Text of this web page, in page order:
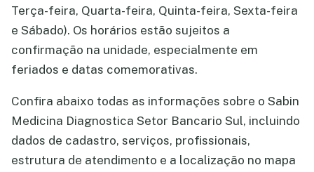
Terça-feira, Quarta-feira, Quinta-feira, Sexta-feira
e Sábado). Os horários estão sujeitos a
confirmação na unidade, especialmente em
feriados e datas comemorativas.
Confira abaixo todas as informações sobre o Sabin
Medicina Diagnostica Setor Bancario Sul, incluindo
dados de cadastro, serviços, profissionais,
estrutura de atendimento e a localização no mapa